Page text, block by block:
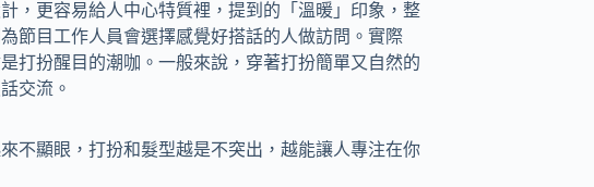
，更容易給人中心特質裡，提到的「溫暖」印象，整
節目工作人員會選擇感覺好搭話的人做訪問。實際
打扮醒目的潮咖。一般來說，穿著打扮簡單又自然的
交流。
不顯眼，打扮和髮型越是不突出，越能讓人專注在你